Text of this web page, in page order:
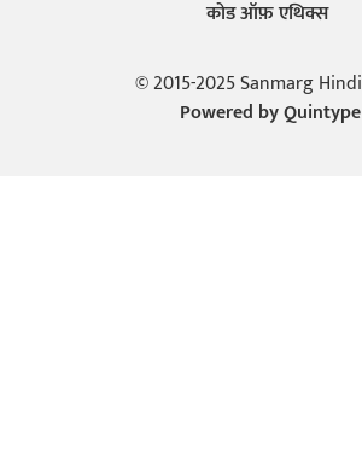
कोड ऑफ़ एथिक्स
© 2015-2025 Sanmarg
Powered byQuintype